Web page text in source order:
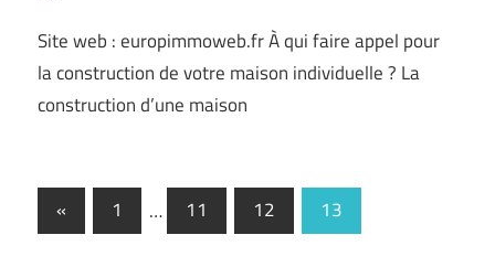
Site web : europimmoweb.fr À qui faire appel pour
la construction de votre maison individuelle ? La
construction d’une maison
Navigation
« Previous
Posts
1 … 11 12 13